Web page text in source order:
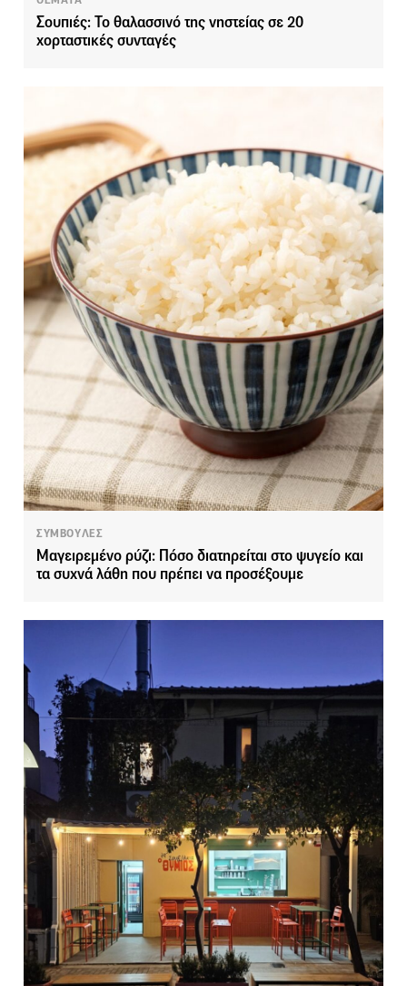
Σουπιές: Το θαλασσινό της νηστείας σε 20
χορταστικές συνταγές
ΣΥΜΒΟΥΛΕΣ
Μαγειρεμένο ρύζι: Πόσο διατηρείται στο ψυγείο και
τα συχνά λάθη που πρέπει να προσέξουμε